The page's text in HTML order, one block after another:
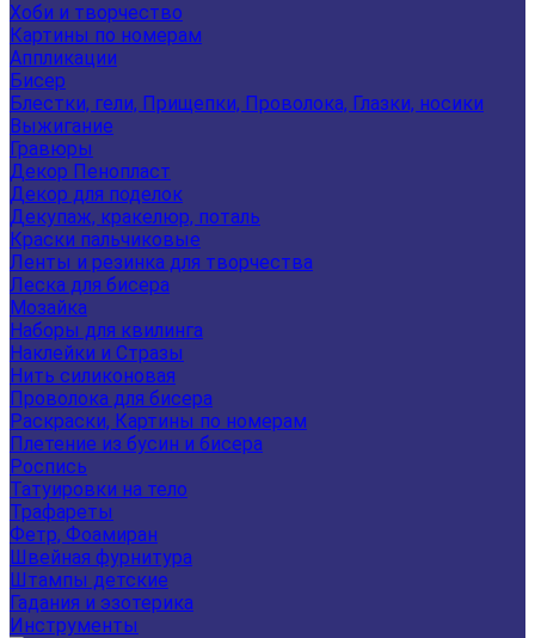
Хоби и творчество
Картины по номерам
Аппликации
Бисер
Блестки, гели, Прищепки, Проволока, Глазки, носики
Выжигание
Гравюры
Декор Пенопласт
Декор для поделок
Декупаж, кракелюр, поталь
Краски пальчиковые
Ленты и резинка для творчества
Леска для бисера
Мозайка
Наборы для квилинга
Наклейки и Стразы
Нить силиконовая
Проволока для бисера
Раскраски, Картины по номерам
Плетение из бусин и бисера
Роспись
Татуировки на тело
Трафареты
Фетр, Фоамиран
Швейная фурнитура
Штампы детские
Гадания и эзотерика
Инструменты